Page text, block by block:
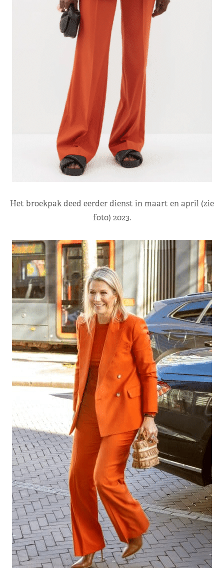
Het broekpak deed eerder dienst in maart en april (zie
foto) 2023.